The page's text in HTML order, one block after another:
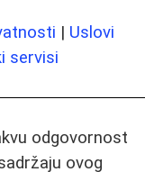
| Uslovi
servisi
odgovornost
ovog